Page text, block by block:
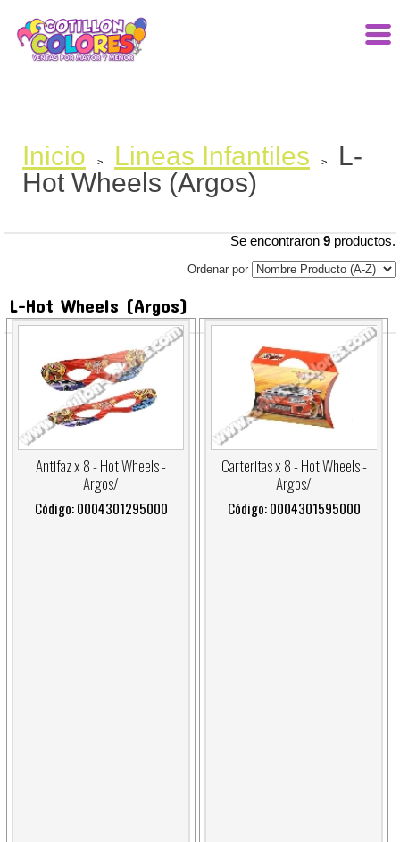
Inicio > Lineas Infantiles >
L-
Hot Wheels (Argos)
Se encontraron 9 productos.
Ordenar por
L-Hot Wheels (Argos)
Antifaz x 8 - Hot Wheels -
Argos/
Código: 0004301295000
Carteritas x 8 - Hot Wheels -
Argos/
Código: 0004301595000